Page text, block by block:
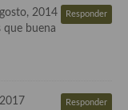
2014 Responder
que buena
Responder